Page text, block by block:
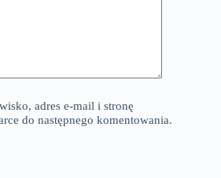
adres e-mail i stronę
do następnego komentowania.